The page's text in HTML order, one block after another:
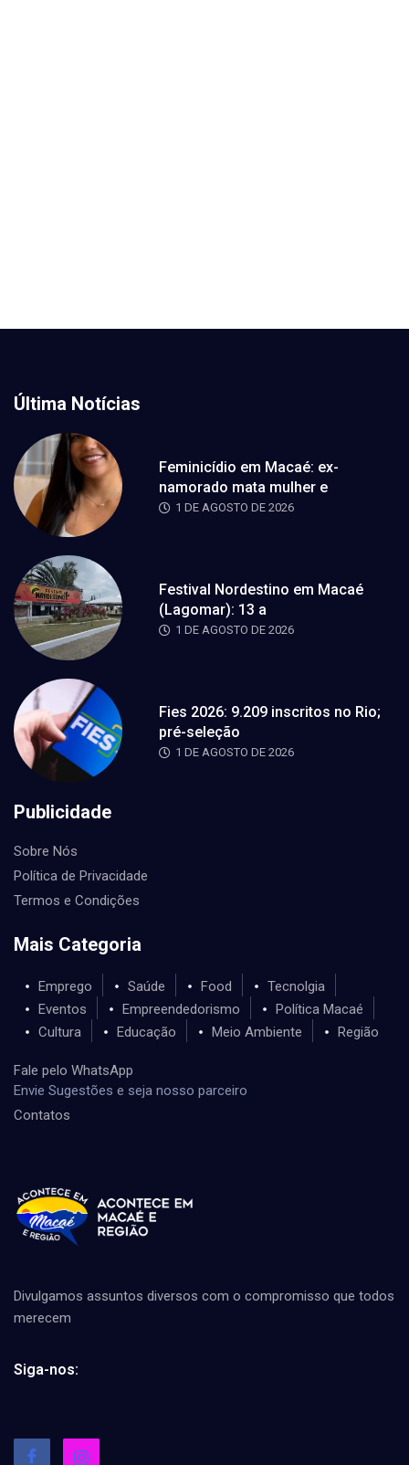
Última Notícias
Feminicídio em Macaé: ex-
namorado mata mulher e
1 DE AGOSTO DE 2026
Festival Nordestino em Macaé
(Lagomar): 13 a
1 DE AGOSTO DE 2026
Fies 2026: 9.209 inscritos no Rio;
pré-seleção
1 DE AGOSTO DE 2026
Publicidade
Sobre Nós
Política de Privacidade
Termos e Condições
Mais Categoria
Emprego Saúde Food
Tecnolgia
Eventos
Empreendedorismo
Política Macaé
Cultura
Educação Meio Ambiente Região
Fale pelo WhatsApp
Envie Sugestões e seja nosso parceiro
Contatos
Divulgamos assuntos diversos com o compromisso que todos
merecem
Siga-nos: